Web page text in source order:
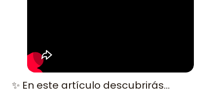
✨ En este artículo descubrirás…